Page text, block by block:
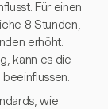
Für einen
8 Stunden,
erhöht.
kann es die
wie